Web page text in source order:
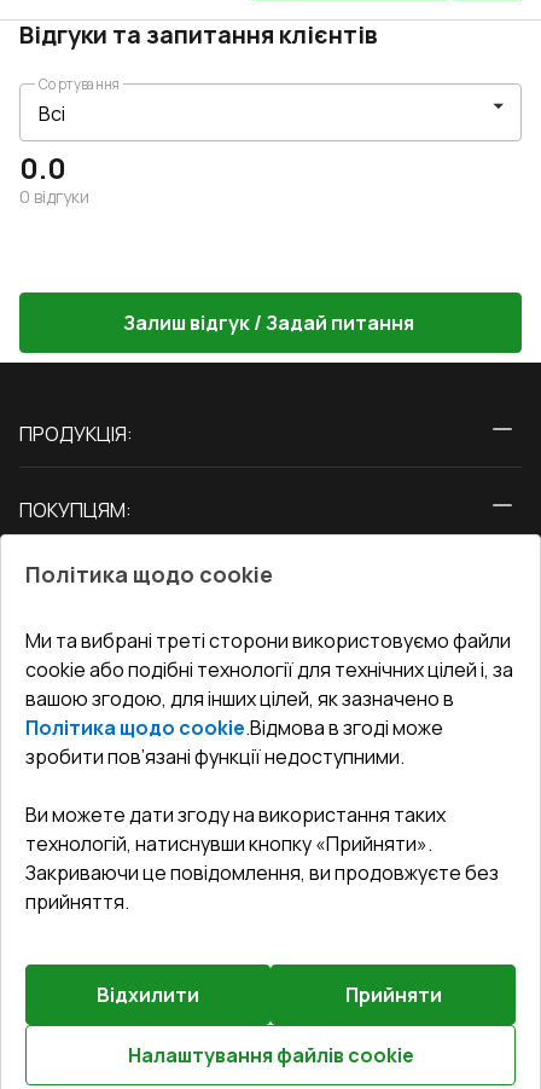
Відгуки та запитання клієнтів
0.0
0 відгуки
Сортування
Залиш відгук / Задай питання
ПРОДУКЦІЯ:
Двері
ПОКУПЦЯМ:
Блог
Адреса гіпермаркета
Як правильно заміряти вікна
СЕРВІС ТА ОБЛУГОВУВАННЯ:
Доставка і Оплата
Гарантія та Сервіс
Повернення товару
Договір публічної оферти
КОНТАКТИ
Офіс:Україна, м. Вінниця, вул. Келецька 60 кв. 61
undefined(undefined)
©2026 Всі права захищені.
Сайт створено на платформіVitrager.com.
Повідомити про проблему?
Політика щодо cookie
Ми та вибрані треті сторони використовуємо файли
cookie або подібні технології для технічних цілей і, за
вашою згодою, для інших цілей, як зазначено в
Політика щодо cookie.Відмова в згоді може
зробити пов’язані функції недоступними.
Ви можете дати згоду на використання таких
технологій, натиснувши кнопку «Прийняти».
Закриваючи це повідомлення, ви продовжуєте без
прийняття.
Відхилити Прийняти
Налаштування файлів cookie